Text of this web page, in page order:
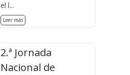
el l...
Leer más
2.ª Jornada
Nacional de